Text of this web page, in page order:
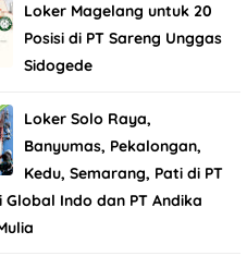
Loker Magelang untuk 20
Posisi di PT Sareng Unggas
Sidogede
Loker Solo Raya,
Banyumas, Pekalongan,
Kedu, Semarang, Pati di PT
Global Indo dan PT Andika